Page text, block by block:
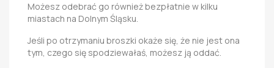
Możesz odebrać go również bezpłatnie w kilku
miastach na Dolnym Śląsku.
Jeśli po otrzymaniu broszki okaże się, że nie jest ona
tym, czego się spodziewałaś, możesz ją oddać.